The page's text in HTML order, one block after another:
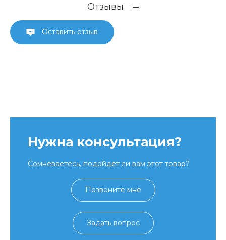
Отзывы
Оставить отзыв
Нужна консультация?
Сомневаетесь, подойдет ли вам этот товар?
Позвоните мне
Задать вопрос